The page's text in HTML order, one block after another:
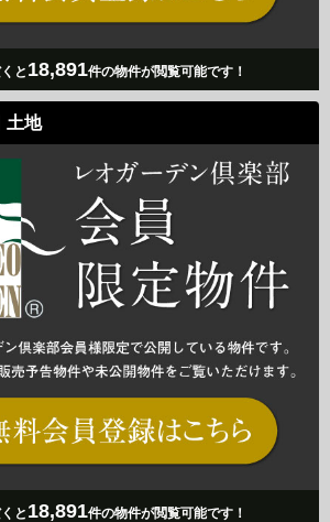
と 18,891件の物件が閲覧可能です！
土地
と 18,891件の物件が閲覧可能です！